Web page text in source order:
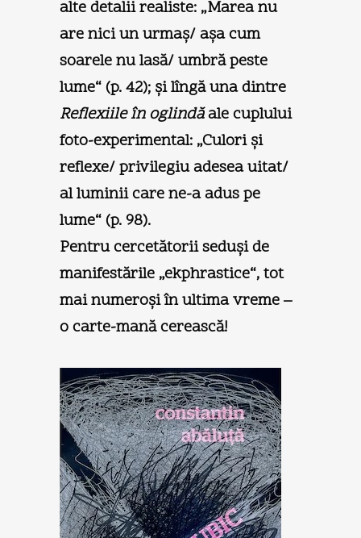
alte detalii realiste: „Marea nu
are nici un urmaş/ aşa cum
soarele nu lasă/ umbră peste
lume“ (p. 42); şi lîngă una dintre
Reflexiile în oglindăale cuplului
foto-experimental: „Culori şi
reflexe/ privilegiu adesea uitat/
al luminii care ne-a adus pe
lume“ (p. 98).
Pentru cercetătorii seduşi de
manifestările „ekphrastice“, tot
mai numeroşi în ultima vreme –
o carte-mană cerească!